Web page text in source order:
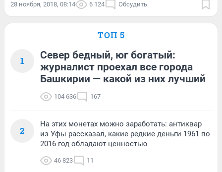
28 ноября, 2018, 08:14 6 124 Обсудить
ТОП 5
1
Север бедный, юг богатый:
журналист проехал все города
Башкирии — какой из них лучший
104 636 167
2
На этих монетах можно заработать: антиквар
из Уфы рассказал, какие редкие деньги 1961 по
2016 год обладают ценностью
46 823 11